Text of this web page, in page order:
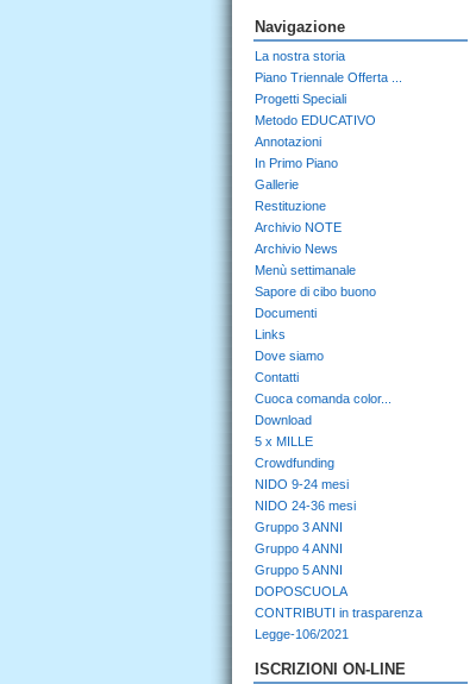
Navigazione
La nostra storia
Piano Triennale Offerta ...
Progetti Speciali
Metodo EDUCATIVO
Annotazioni
In Primo Piano
Gallerie
Restituzione
Archivio NOTE
Archivio News
Menù settimanale
Sapore di cibo buono
Documenti
Links
Dove siamo
Contatti
Cuoca comanda color...
Download
5 x MILLE
Crowdfunding
NIDO 9-24 mesi
NIDO 24-36 mesi
Gruppo 3 ANNI
Gruppo 4 ANNI
Gruppo 5 ANNI
DOPOSCUOLA
CONTRIBUTI in trasparenza
Legge-106/2021
ISCRIZIONI ON-LINE